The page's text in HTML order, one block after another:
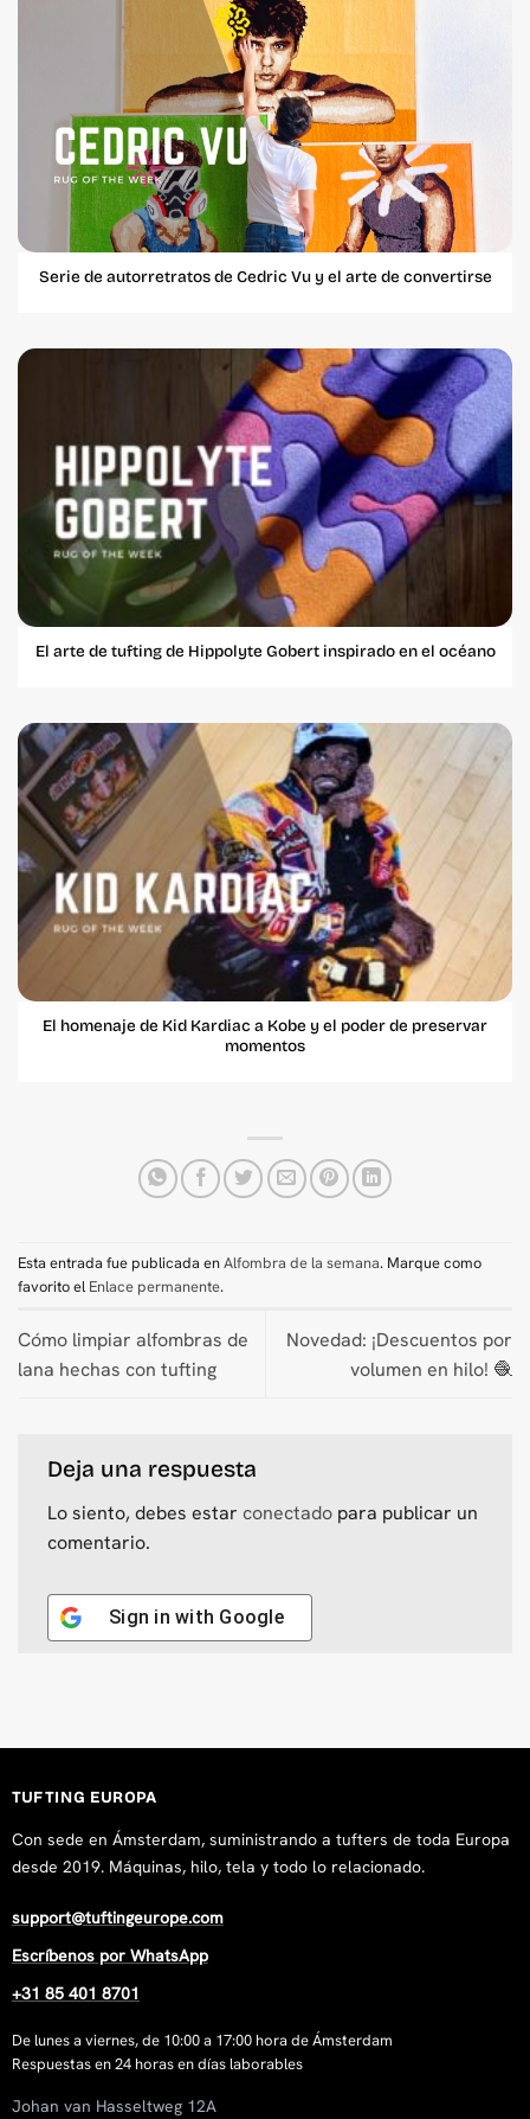
Serie de autorretratos de Cedric Vu y el arte de convertirse
El arte de tufting de Hippolyte Gobert inspirado en el océano
El homenaje de Kid Kardiac a Kobe y el poder de preservar
momentos
Esta entrada fue publicada enAlfombra de la semana. Marque como
favorito el Enlace permanente.
Cómo limpiar alfombras de
lana hechas con tufting
Novedad: ¡Descuentos por
volumen en hilo! 🧶
Deja una respuesta
Lo siento, debes estar conectado para publicar un
comentario.
Sign in with Google
TUFTING EUROPA
Con sede en Ámsterdam, suministrando a tufters de toda Europa
desde 2019. Máquinas, hilo, tela y todo lo relacionado.
support@tuftingeurope.com
Escríbenos por WhatsApp
+31 85 401 8701
De lunes a viernes, de 10:00 a 17:00 hora de Ámsterdam
Respuestas en 24 horas en días laborables
Johan van Hasseltweg 12A